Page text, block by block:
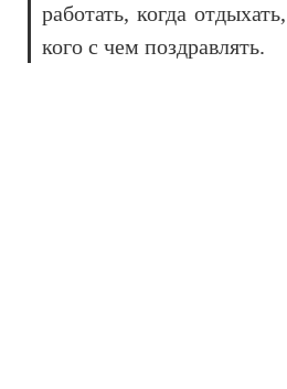
работать, когда
кого с чем поздравлять.